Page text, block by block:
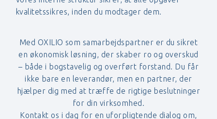
kvalitetssikres, inden du modtager dem.
Med OXILIO som samarbejdspartner er du sikret
en økonomisk løsning, der skaber ro og overskud
– både i bogstavelig og overført forstand. Du får
ikke bare en leverandør, men en partner, der
hjælper dig med at træffe de rigtige beslutninger
for din virksomhed.
Kontakt os i dag for en uforpligtende dialog om,